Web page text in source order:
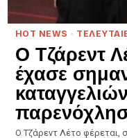
HOT NEWS ·
Ο Τζάρεντ
έχασε
Ο Τζάρεντ Λέτο φέρεται,